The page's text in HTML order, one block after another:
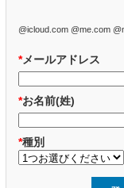
@icloud.com @me.com
*メールアドレス
*お名前(姓)
*種別